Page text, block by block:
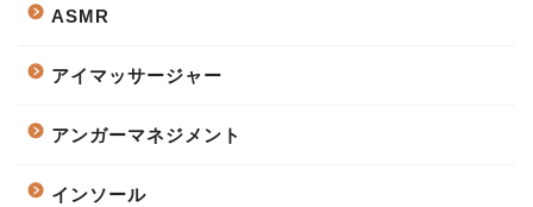
ASMR
アイマッサージャー
アンガーマネジメント
インソール